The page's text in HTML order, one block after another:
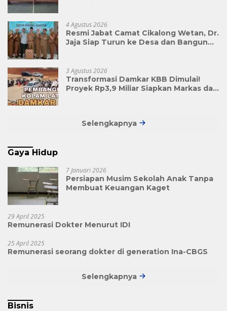
4 Agustus 2026
Resmi Jabat Camat Cikalong Wetan, Dr.
Jaja Siap Turun ke Desa dan Bangun
3 Agustus 2026
Transformasi Damkar KBB Dimulai!
Proyek Rp3,9 Miliar Siapkan Markas dan
Selengkapnya
Gaya Hidup
7 Januari 2026
Persiapan Musim Sekolah Anak Tanpa
Membuat Keuangan Kaget
29 April 2025
Remunerasi Dokter Menurut IDI
25 April 2025
Remunerasi seorang dokter di generation Ina-CBGS
Selengkapnya
Bisnis